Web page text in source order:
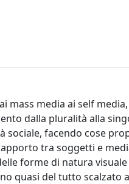
mass media ai self
dalla pluralità alla
sociale, facendo cose
tra soggetti e
forme di natura
quasi del tutto